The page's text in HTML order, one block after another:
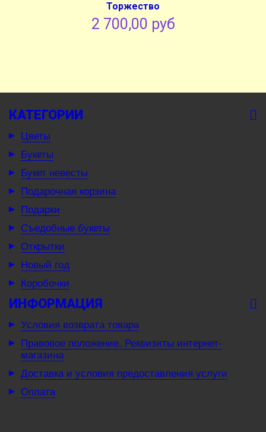
Торжество
2 700,00 руб
КАТЕГОРИИ
Цветы
Букеты
Букет невесты
Подарочная корзина
Подарки
Съедобные букеты
Открытки
Новый год
Коробочки
ИНФОРМАЦИЯ
Условия возврата товара
Правовое положение. Реквизиты интернет-
магазина
Доставка и условия предоставления услуги
Оплата